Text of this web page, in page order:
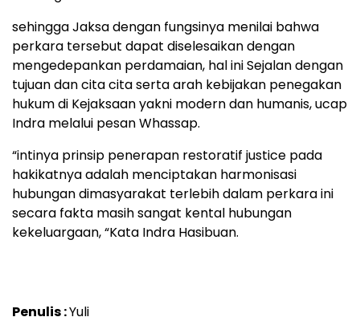
sehingga Jaksa dengan fungsinya menilai bahwa
perkara tersebut dapat diselesaikan dengan
mengedepankan perdamaian, hal ini Sejalan dengan
tujuan dan cita cita serta arah kebijakan penegakan
hukum di Kejaksaan yakni modern dan humanis, ucap
Indra melalui pesan Whassap.
“intinya prinsip penerapan restoratif justice pada
hakikatnya adalah menciptakan harmonisasi
hubungan dimasyarakat terlebih dalam perkara ini
secara fakta masih sangat kental hubungan
kekeluargaan, “Kata Indra Hasibuan.
Penulis :Yuli